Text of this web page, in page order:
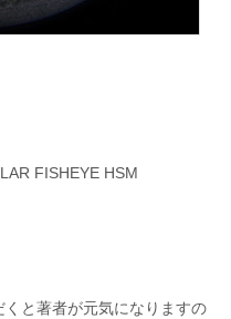
FISHEYE HSM
と著者が元気になりますの